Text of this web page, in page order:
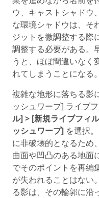
ウ、キャストシャドウ
な環境シャドウは、そ
ジットを微調整する際
調整する必要がある。
うと、ほぼ間違いなく
れてしまうことになる。
複雑な地形に落ちる影
ッシュワープ] ライブ
ル] > [新規ライブフィ
ッシュワープ] を選択
に非破壊的となるため
曲面や凹凸のある地面
でそのポイントを再編
が失われることはない
る影は、その輪郭に沿